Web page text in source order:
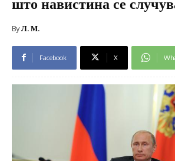
ByЛ. М.
Facebook X